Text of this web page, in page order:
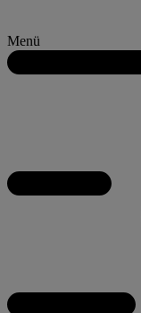
Menü